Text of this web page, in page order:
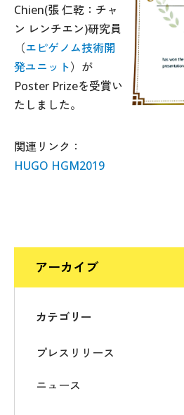
ENGLISH
国立研究開発法人 理
生命医科学研究センタ
理化学研究所（本所）
理化学研究所 横浜事業所
Chien(張 仁乾：チャ
ン レンチエン)研究員
（エピゲノム技術開
発ユニット）が
Poster Prizeを受賞い
たしました。
関連リンク：
HUGO HGM2019
アーカイブ
カテゴリー
プレスリリース
ニュース